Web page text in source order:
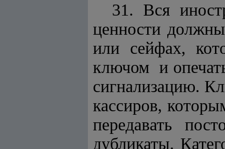
31. Вся
ценности
или сейфах,
ключом и
сигнализацию.
кассиров,
передавать
дубликаты.